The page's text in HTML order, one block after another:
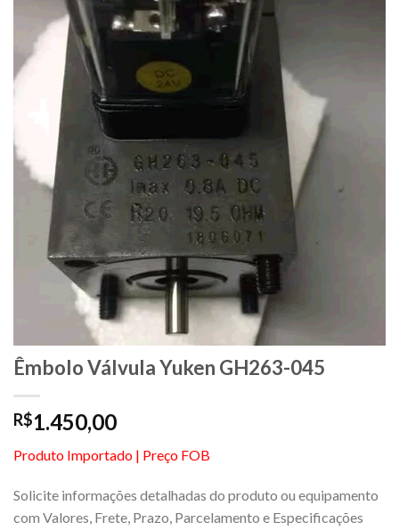
Êmbolo Válvula Yuken GH263-045
R$1.450,00
Produto Importado | Preço FOB
Solicite informações detalhadas do produto ou equipamento
com Valores, Frete, Prazo, Parcelamento e Especificações